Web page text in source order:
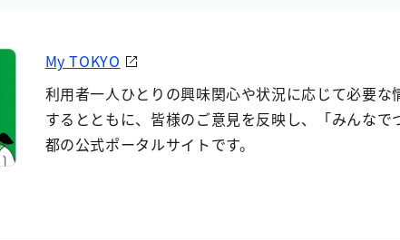
My TOKYO
利用者一人ひとりの興味関心や状況に応じて必要な
するとともに、皆様のご意見を反映し、「みんなで
都の公式ポータルサイトです。